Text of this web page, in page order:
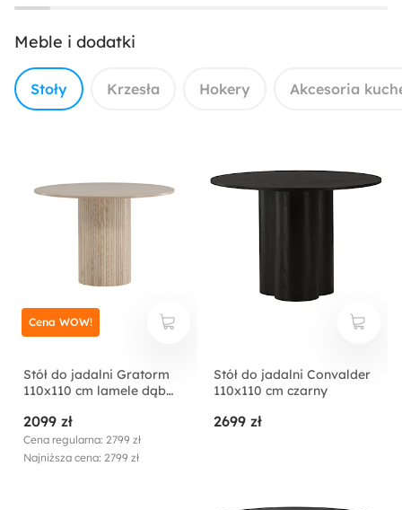
Meble i dodatki
Stoły Krzesła Hokery Akcesoria
Stół do jadalni Gratorm
110x110 cm lamele dąb
2099 zł
Cena regularna: 2799 zł
Najniższa cena: 2799 zł
Cena WOW!
Stół do jadalni Convalder
110x110 cm czarny
2699 zł